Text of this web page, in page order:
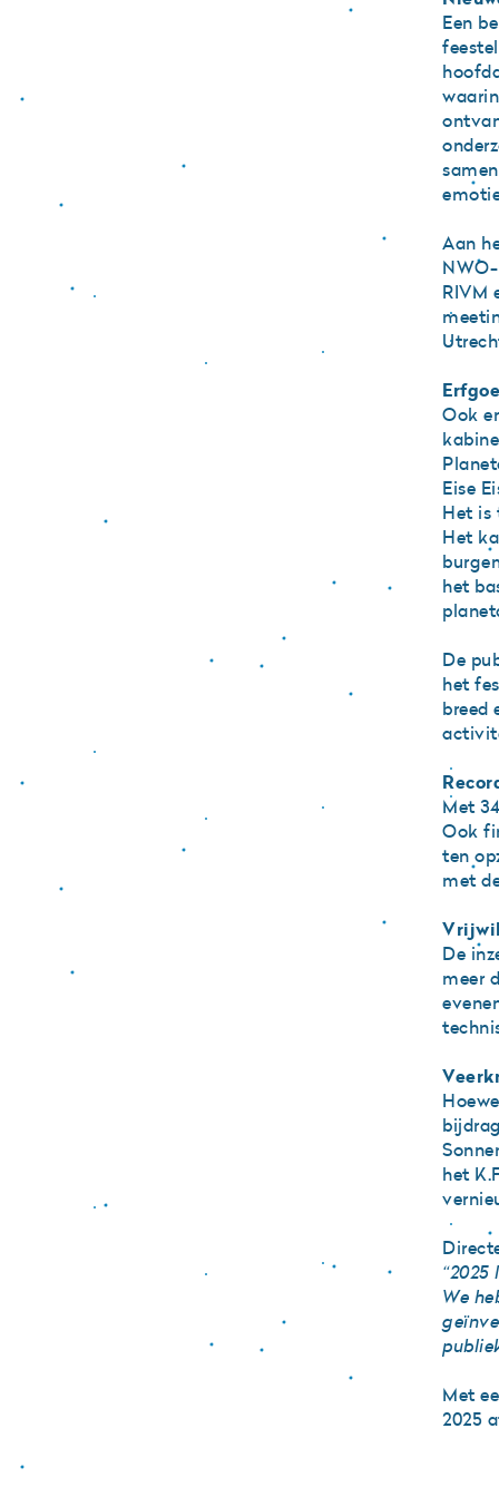
Een
Aan
RIVM
Ook
Eise
Het is
Het
het
De
het
breed
Met
Ook
ten
met
De
meer
het
We
Met
2025